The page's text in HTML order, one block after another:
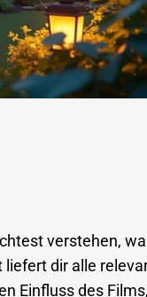
verstehen,
liefert dir alle
Einfluss des Films,